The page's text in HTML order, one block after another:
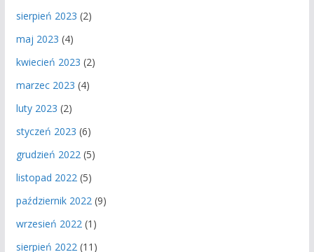
sierpień 2023 (2)
maj 2023 (4)
kwiecień 2023 (2)
marzec 2023 (4)
luty 2023 (2)
styczeń 2023 (6)
grudzień 2022 (5)
listopad 2022 (5)
październik 2022 (9)
wrzesień 2022 (1)
sierpień 2022 (11)